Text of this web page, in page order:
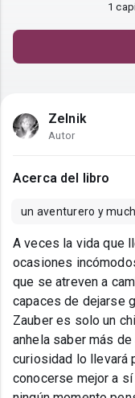
1
Zelnik
Autor
Acerca del libro
un aventurero y
A veces la vida que
ocasiones
que se atreven a
capaces de dejarse
Zauber es solo un
anhela saber más
curiosidad lo llevará
conocerse mejor a